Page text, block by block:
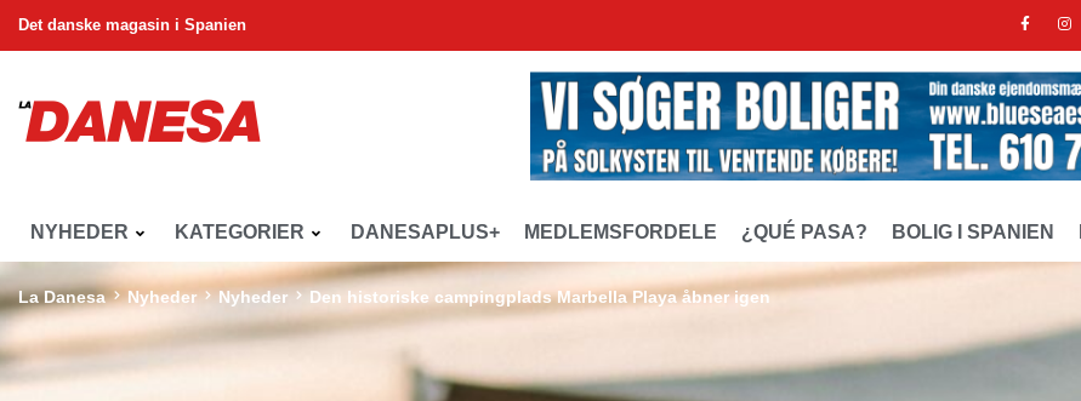
Det danske magasin i Spanien
NYHEDER KATEGORIER DANESAPLUS+ MEDLEMSFORDELE ¿QUÉ PASA? BOLIG I SPANIEN
La Danesa Nyheder Nyheder Den historiske campingplads Marbella Playa åbner igen